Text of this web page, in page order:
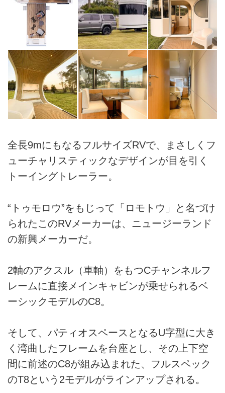
全長9mにもなるフルサイズRVで、まさしくフ
ューチャリスティックなデザインが目を引く
トーイングトレーラー。
“トゥモロウ”をもじって「ロモトウ」と名づけ
られたこのRVメーカーは、ニュージーランド
の新興メーカーだ。
2軸のアクスル（車軸）をもつCチャンネルフ
レームに直接メインキャビンが乗せられるベ
ーシックモデルのC8。
そして、パティオスペースとなるU字型に大き
く湾曲したフレームを台座とし、その上下空
間に前述のC8が組み込まれた、フルスペック
のT8という2モデルがラインアップされる。